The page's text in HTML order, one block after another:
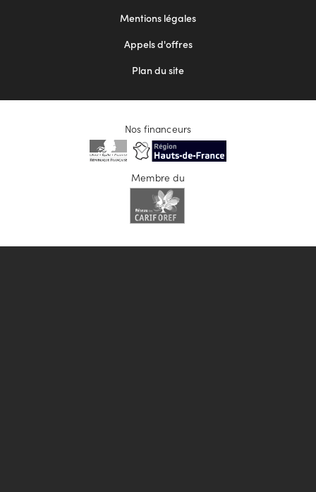
Mentions légales
Appels d'offres
Plan du site
Nos financeurs
Membre du